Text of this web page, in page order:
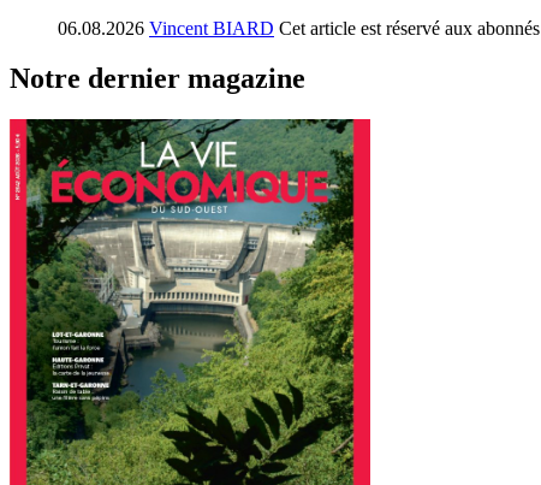
06.08.2026 Vincent BIARD Cet article est réservé aux abonnés
Notre dernier magazine